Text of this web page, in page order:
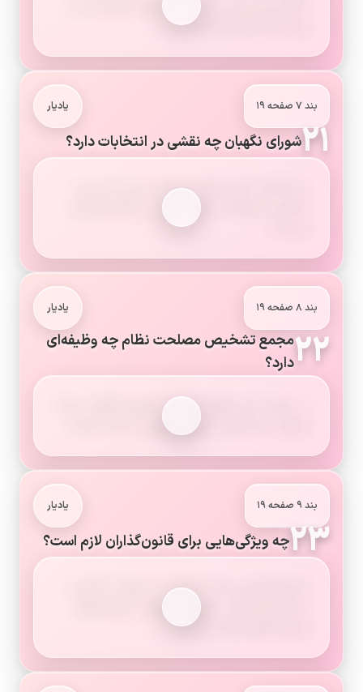
احکام دین بررسی کرده و در صورت مغایرت رد یا
برای اصلاح بازمی‌گرداند.
بند ۷ صفحه ۱۹ یادیار
۲۱شورای نگهبان چه نقشی در انتخابات دارد؟
بر انتخابات کشور نظارت می‌کند و پس از بررسی،
صلاحیت نامزدها را برای حضور در رقابت‌ها تأیید
بند ۸ صفحه ۱۹ یادیار
۲۲مجمع تشخیص مصلحت نظام چه وظیفه‌ای
دارد؟
در صورت عدم توافق مجلس و شورای نگهبان دربارهٔ
تصویب یک قانون، تصمیم نهایی را اتخاذ می‌کند.
بند ۹ صفحه ۱۹ یادیار
۲۳چه ویژگی‌هایی برای قانون‌گذاران لازم است؟
شایستگی‌هایی مانند شجاعت، دلسوزی، تخصص،
دینداری و دفاع از حقوق محرومان از ویژگی‌های
ضروری قانون‌گذاران است.